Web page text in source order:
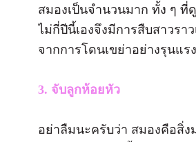
สมองเป็นจำนวนมาก ทั้ง ๆ
ไม่กี่ปีนี้เองจึงมีการสืบสาวรา
จากการโดนเขย่าอย่างรุนแรง
3. จับลูกห้อยหัว
อย่าลืมนะครับว่า สมองคือสิ่ง